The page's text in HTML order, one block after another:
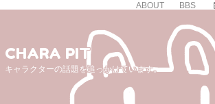
ABOUT BBS
CHARA PIT
キャラクターの話題を追っかけています。